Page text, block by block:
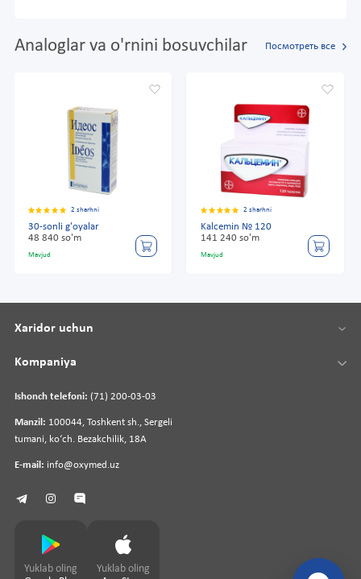
Analoglar va o'rnini bosuvchilar Посмотреть все
2 sharhni
30-sonli g'oyalar
48 840 so'm
Mavjud
2 sharhni
Kalcemin № 120
141 240 so'm
Mavjud
Ishonch telefoni: (71) 200-03-03
Manzil: 100044, Toshkent sh., Sergeli
tumani, koʻch. Bezakchilik, 18A
E-mail: info@oxymed.uz
Xaridor uchun
Kompaniya
Yuklab oling
Yuklab oling